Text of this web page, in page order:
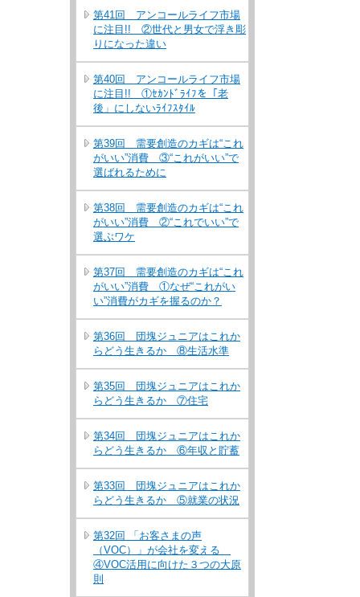
第41回 アンコールライフ市場
に注目!! ②世代と男女で浮き彫
りになった違い
第40回 アンコールライフ市場
に注目!! ①ｾｶﾝﾄﾞﾗｲﾌを「老
後」にしないﾗｲﾌｽﾀｲﾙ
第39回 需要創造のカギは“これ
がいい”消費 ③“これがいい”で
選ばれるために
第38回 需要創造のカギは“これ
がいい”消費 ②“これでいい”で
選ぶワケ
第37回 需要創造のカギは“これ
がいい”消費 ①なぜ“これがい
い”消費がカギを握るのか？
第36回 団塊ジュニアはこれか
らどう生きるか ⑧生活水準
第35回 団塊ジュニアはこれか
らどう生きるか ⑦住宅
第34回 団塊ジュニアはこれか
らどう生きるか ⑥年収と貯蓄
第33回 団塊ジュニアはこれか
らどう生きるか ⑤就業の状況
第32回 「お客さまの声
（VOC）」が会社を変える
④VOC活用に向けた３つの大原
則